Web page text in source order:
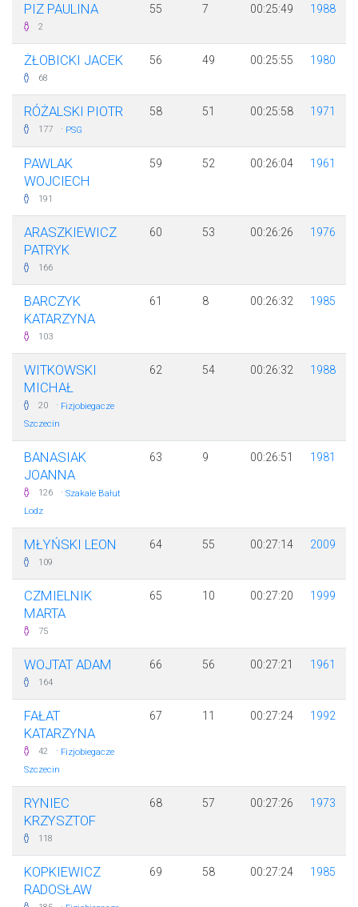
PIZ PAULINA
2
55 7 00:25:49 1988
ŻŁOBICKI JACEK
68
56 49 00:25:55 1980
RÓŻALSKI PIOTR
177 · PSG
58 51 00:25:58 1971
PAWLAK
WOJCIECH
191
59 52 00:26:04 1961
ARASZKIEWICZ
PATRYK
166
60 53 00:26:26 1976
BARCZYK
KATARZYNA
103
61 8 00:26:32 1985
WITKOWSKI
MICHAŁ
20 · Fizjobiegacze
Szczecin
62 54 00:26:32 1988
BANASIAK
JOANNA
126 · Szakale Bałut
Lodz
63 9 00:26:51 1981
MŁYŃSKI LEON
109
64 55 00:27:14 2009
CZMIELNIK
MARTA
75
65 10 00:27:20 1999
WOJTAT ADAM
164
66 56 00:27:21 1961
FAŁAT
KATARZYNA
42 · Fizjobiegacze
Szczecin
67 11 00:27:24 1992
RYNIEC
KRZYSZTOF
118
68 57 00:27:26 1973
KOPKIEWICZ
RADOSŁAW
69 58 00:27:24 1985